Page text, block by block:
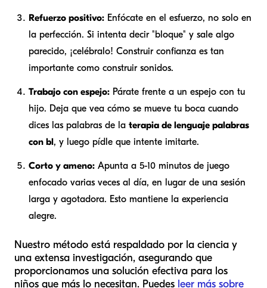
Refuerzo positivo: Enfócate en el esfuerzo, no solo en
la perfección. Si intenta decir "bloque" y sale algo
parecido, ¡celébralo! Construir confianza es tan
importante como construir sonidos.
Trabajo con espejo: Párate frente a un espejo con tu
hijo. Deja que vea cómo se mueve tu boca cuando
dices las palabras de la terapia de lenguaje palabras
con bl, y luego pídle que intente imitarte.
Corto y ameno: Apunta a 5-10 minutos de juego
enfocado varias veces al día, en lugar de una sesión
larga y agotadora. Esto mantiene la experiencia
alegre.
Nuestro método está respaldado por la ciencia y
una extensa investigación, asegurando que
proporcionamos una solución efectiva para los
niños que más lo necesitan. Puedes leer más sobre